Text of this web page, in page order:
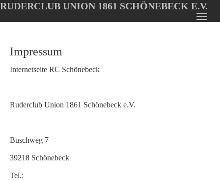
Oops, an error occurred! Code: 20260807141018a3e9ffe9
main
RUDERCLUB UNION 1861 SCHÖNEBECK E.V.
Impressum
Internetseite RC Schönebeck
Ruderclub Union 1861 Schönebeck e.V.
Buschweg 7
39218 Schönebeck
Tel.: